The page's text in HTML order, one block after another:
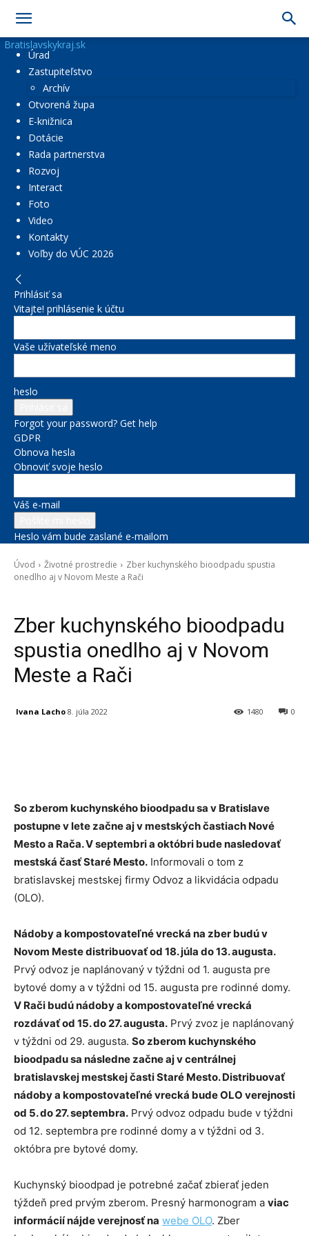
Bratislavskykraj.sk
Úrad
Zastupiteľstvo
Archív
Otvorená župa
E-knižnica
Dotácie
Rada partnerstva
Rozvoj
Interact
Foto
Video
Kontakty
Voľby do VÚC 2026
Prihlásiť sa
Vitajte! prihlásenie k účtu
Vaše užívateľské meno
heslo
Forgot your password? Get help
GDPR
Obnova hesla
Obnoviť svoje heslo
Váš e-mail
Heslo vám bude zaslané e-mailom
Úvod Životné prostredie
Zber kuchynského bioodpadu spustia
onedlho aj v Novom Meste a Rači
Zber kuchynského bioodpadu
spustia onedlho aj v Novom
Meste a Rači
Ivana Lacho 8. júla 2022 0
1480
So zberom kuchynského bioodpadu sa v Bratislave
postupne v lete začne aj v mestských častiach Nové
Mesto a Rača. V septembri a októbri bude nasledovať
mestská časť Staré Mesto. Informovali o tom z
bratislavskej mestskej firmy Odvoz a likvidácia odpadu
(OLO).
Nádoby a kompostovateľné vrecká na zber budú v
Novom Meste distribuovať od 18. júla do 13. augusta.
Prvý odvoz je naplánovaný v týždni od 1. augusta pre
bytové domy a v týždni od 15. augusta pre rodinné domy.
V Rači budú nádoby a kompostovateľné vrecká
rozdávať od 15. do 27. augusta. Prvý zvoz je naplánovaný
v týždni od 29. augusta. So zberom kuchynského
bioodpadu sa následne začne aj v centrálnej
bratislavskej mestskej časti Staré Mesto. Distribuovať
nádoby a kompostovateľné vrecká bude OLO verejnosti
od 5. do 27. septembra. Prvý odvoz odpadu bude v týždni
od 12. septembra pre rodinné domy a v týždni od 3.
októbra pre bytové domy.
Kuchynský bioodpad je potrebné začať zbierať jeden
týždeň pred prvým zberom. Presný harmonogram a viac
informácií nájde verejnosť na webe OLO. Zber